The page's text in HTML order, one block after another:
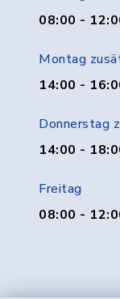
08:00 -
Montag
14:00 -
Donnerstag
14:00 -
Freitag
08:00 -